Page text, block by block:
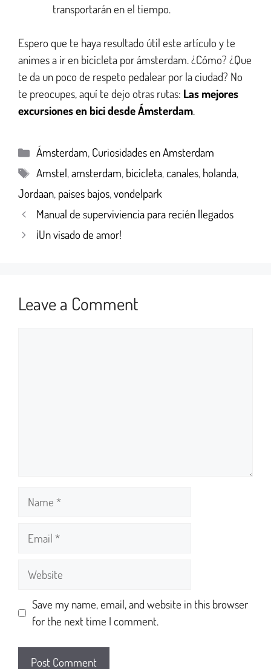
transportarán en el tiempo.
Espero que te haya resultado útil este artículo y te
animes a ir en bicicleta por ámsterdam. ¿Cómo? ¿Que
te da un poco de respeto pedalear por la ciudad? No
te preocupes, aquí te dejo otras rutas: Las mejores
excursiones en bici desde Ámsterdam.
Ámsterdam, Curiosidades en Amsterdam
Amstel,amsterdam, bicicleta,canales, holanda,
Jordaan, paises bajos,vondelpark
Manual de superviviencia para recién llegados
¡Un visado de amor!
Leave a Comment
Save my name, email, and website in this browser
for the next time I comment.